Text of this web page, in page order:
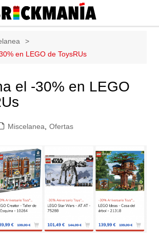
las construcciones LEGO: Star
Potter, City, Friends, Technic,
en LEGO de ToysRUs
el -30% en LEGO
Miscelanea Ofertas